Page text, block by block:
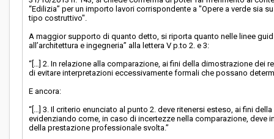
“Edilizia” per un importo lavori corrispondente a "Opere a verde sia
tipo costruttivo".
A maggior supporto di quanto detto, si riporta quanto nelle linee
all’architettura e ingegneria” alla lettera V p.to 2. e 3:
“[…] 2. In relazione alla comparazione, ai fini della dimostrazione dei
di evitare interpretazioni eccessivamente formali che possano
E ancora:
“[…] 3. Il criterio enunciato al punto 2. deve ritenersi esteso, ai fini
evidenziando come, in caso di incertezze nella comparazione,
della prestazione professionale svolta.”